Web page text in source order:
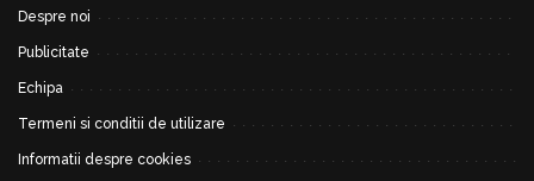
Despre noi
Publicitate
Echipa
Termeni si conditii de utilizare
Informatii despre cookies